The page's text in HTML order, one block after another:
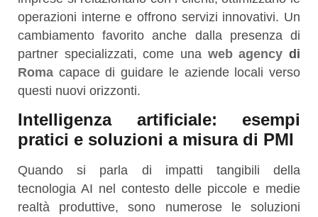
operazioni interne e offrono servizi innovativi. Un
cambiamento favorito anche dalla presenza di
partner specializzati, come una web agency di
Roma capace di guidare le aziende locali verso
questi nuovi orizzonti.
Intelligenza artificiale: esempi
pratici e soluzioni a misura di PMI
Quando si parla di impatti tangibili della
tecnologia AI nel contesto delle piccole e medie
realtà produttive, sono numerose le soluzioni